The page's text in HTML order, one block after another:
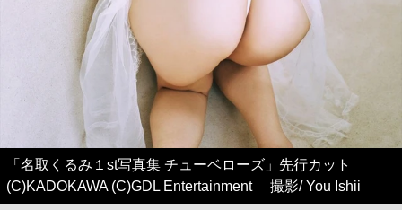
「名取くるみ１st写真集 チューベローズ」先行カット
(C)KADOKAWA (C)GDL Entertainment 撮影/ You Ishii